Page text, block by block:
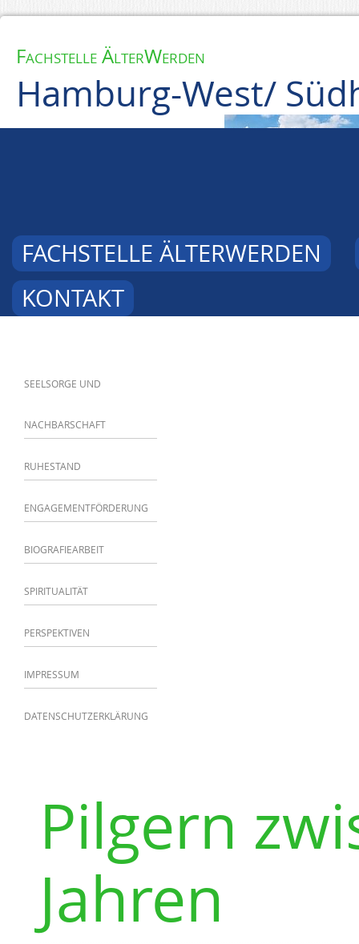
Fachstelle ÄlterWerden
Hamburg-West/
FACHSTELLE ÄLTERWERDEN
KONTAKT
SEELSORGE UND
NACHBARSCHAFT
RUHESTAND
ENGAGEMENTFÖRDERUNG
BIOGRAFIEARBEIT
SPIRITUALITÄT
PERSPEKTIVEN
IMPRESSUM
DATENSCHUTZERKLÄRUNG
Pilgern
Jahren